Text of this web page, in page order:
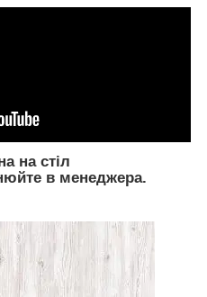
на стіл
в менеджера.